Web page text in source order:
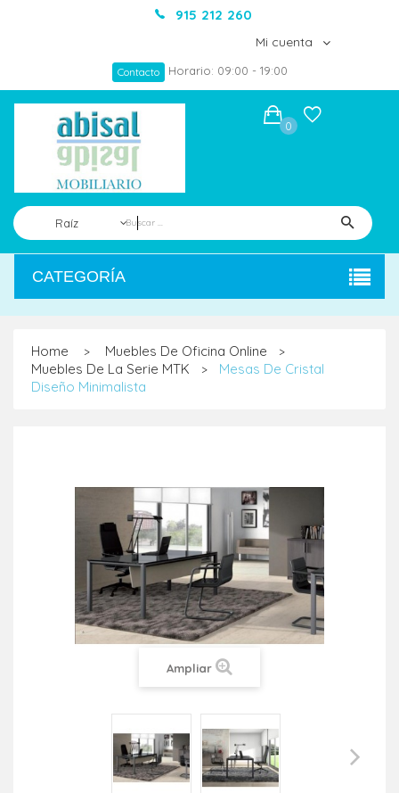
915 212 260
Mi cuenta
Contacto Horario: 09:00 - 19:00
Raíz
0
CATEGORÍA
Home > Muebles De Oficina Online >
Muebles De La Serie MTK >
Mesas De Cristal
Diseño Minimalista
Ampliar